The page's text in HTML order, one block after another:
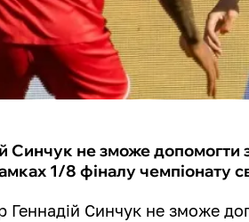
Синчук не зможе допомогти
1/8 фіналу чемпіонату
Геннадій Синчук не зможе